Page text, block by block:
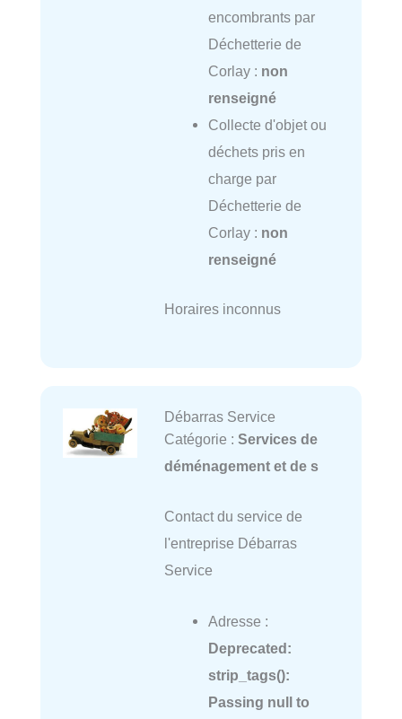
encombrants par
Déchetterie de
Corlay : non
renseigné
Collecte d'objet ou
déchets pris en
charge par
Déchetterie de
Corlay : non
renseigné
Horaires inconnus
Débarras Service
Catégorie : Services de
déménagement et de s
Contact du service de
l'entreprise Débarras
Service
Adresse :
Deprecated:
strip_tags():
Passing null to